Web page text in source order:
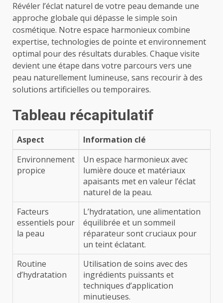
Révéler l’éclat naturel de votre peau demande une
approche globale qui dépasse le simple soin
cosmétique. Notre espace harmonieux combine
expertise, technologies de pointe et environnement
optimal pour des résultats durables. Chaque visite
devient une étape dans votre parcours vers une
peau naturellement lumineuse, sans recourir à des
solutions artificielles ou temporaires.
Tableau récapitulatif
Aspect
Information clé
Environnement
propice
Un espace harmonieux avec
lumière douce et matériaux
apaisants met en valeur l’éclat
naturel de la peau.
Facteurs
essentiels pour
la peau
L’hydratation, une alimentation
équilibrée et un sommeil
réparateur sont cruciaux pour
un teint éclatant.
Routine
d’hydratation
Utilisation de soins avec des
ingrédients puissants et
techniques d’application
minutieuses.